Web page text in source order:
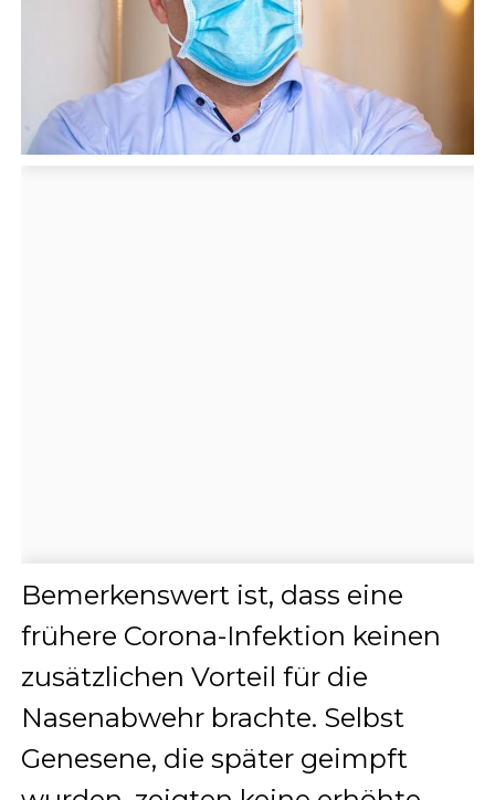
Bemerkenswert ist, dass eine
frühere Corona-Infektion keinen
zusätzlichen Vorteil für die
Nasenabwehr brachte. Selbst
Genesene, die später geimpft